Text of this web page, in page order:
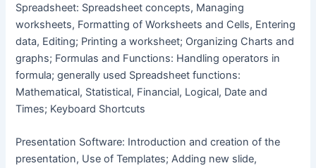
Spreadsheet: Spreadsheet concepts, Managing
worksheets, Formatting of Worksheets and Cells, Entering
data, Editing; Printing a worksheet; Organizing Charts and
graphs; Formulas and Functions: Handling operators in
formula; generally used Spreadsheet functions:
Mathematical, Statistical, Financial, Logical, Date and
Times; Keyboard Shortcuts
Presentation Software: Introduction and creation of the
presentation, Use of Templates; Adding new slide,